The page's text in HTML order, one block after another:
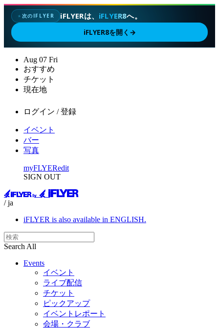
✦次のIFLYER iFLYERは、 iFLYER8へ。
iFLYER8を開く →
Aug 07 Fri
おすすめ
チケット
現在地
ログイン / 登録
イベント
バー
写真
myFLYERedit
SIGN OUT
/ ja
iFLYER is also available in ENGLISH.
Search All
Events
イベント
ライブ配信
チケット
ピックアップ
イベントレポート
会場・クラブ